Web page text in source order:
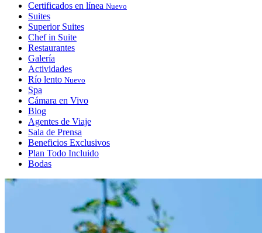
Certificados en línea Nuevo
Suites
Superior Suites
Chef in Suite
Restaurantes
Galería
Actividades
Río lento Nuevo
Spa
Cámara en Vivo
Blog
Agentes de Viaje
Sala de Prensa
Beneficios Exclusivos
Plan Todo Incluido
Bodas